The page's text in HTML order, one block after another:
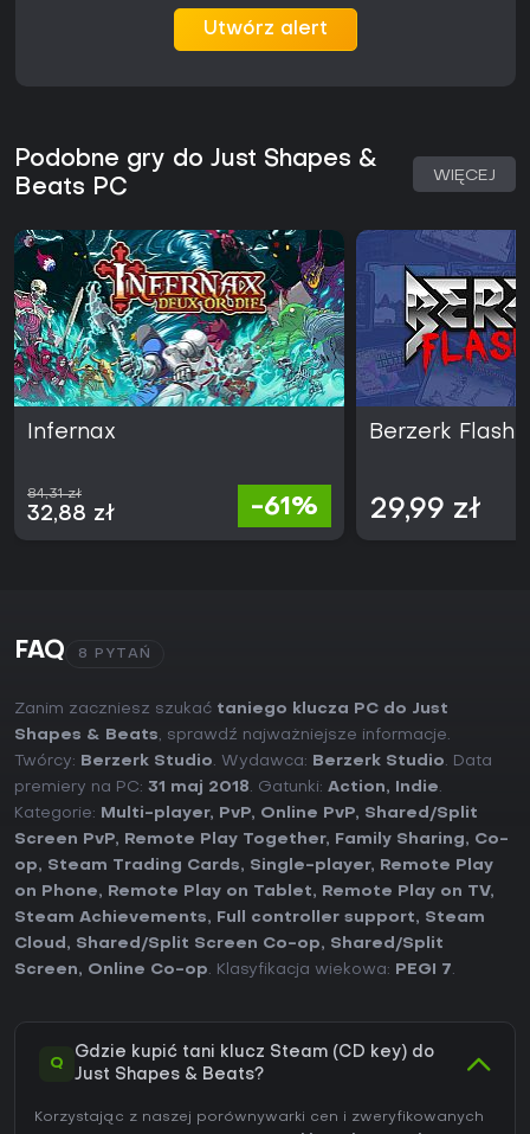
Utwórz alert
Podobne gry do Just Shapes &
Beats PC
WIĘCEJ
Infernax
84,31 zł
32,88 zł -61%
Berzerk
29,99 zł
FAQ 8 PYTAŃ
Zanim zaczniesz szukać taniego klucza PC do Just
Shapes & Beats, sprawdź najważniejsze informacje.
Twórcy:
Berzerk Studio. Wydawca: Berzerk Studio. Data
premiery na PC: 31 maj 2018. Gatunki: Action, Indie.
Kategorie:
Multi-player, PvP, Online PvP, Shared/Split
Screen PvP, Remote Play Together, Family Sharing, Co-
op, Steam Trading Cards, Single-player,
Remote Play
on Phone, Remote Play on Tablet, Remote Play on TV,
Steam Achievements, Full controller support, Steam
Cloud , Shared/Split Screen Co-op, Shared/Split
Screen, Online Co-op. Klasyfikacja wiekowa: PEGI 7.
Q
Gdzie kupić tani klucz Steam (CD key) do
Just Shapes & Beats?
Korzystając z naszej porównywarki cen i zweryfikowanych